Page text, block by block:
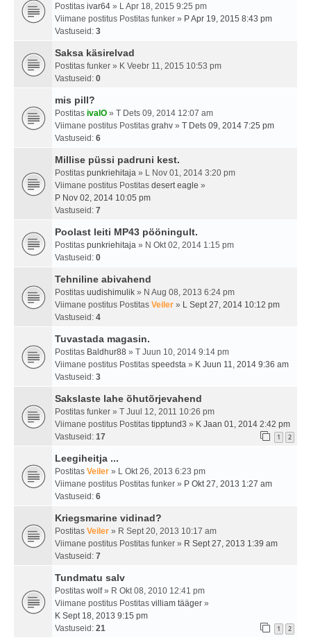
Postitas ivar64 » L Apr 18, 2015 9:25 pm
Viimane postitus Postitas funker » P Apr 19, 2015 8:43 pm
Vastuseid: 3
Saksa käsirelvad
Postitas funker » K Veebr 11, 2015 10:53 pm
Vastuseid: 0
mis pill?
Postitas ivalO » T Dets 09, 2014 12:07 am
Viimane postitus Postitas grahv » T Dets 09, 2014 7:25 pm
Vastuseid: 6
Millise püssi padruni kest.
Postitas punkriehitaja » L Nov 01, 2014 3:20 pm
Viimane postitus Postitas desert eagle »
P Nov 02, 2014 10:05 pm
Vastuseid: 7
Poolast leiti MP43 pööningult.
Postitas punkriehitaja » N Okt 02, 2014 1:15 pm
Vastuseid: 0
Tehniline abivahend
Postitas uudishimulik » N Aug 08, 2013 6:24 pm
Viimane postitus Postitas Veiler » L Sept 27, 2014 10:12 pm
Vastuseid: 4
Tuvastada magasin.
Postitas Baldhur88 » T Juun 10, 2014 9:14 pm
Viimane postitus Postitas speedsta » K Juun 11, 2014 9:36 am
Vastuseid: 3
Sakslaste lahe õhutõrjevahend
Postitas funker » T Juul 12, 2011 10:26 pm
Viimane postitus Postitas tipptund3 » K Jaan 01, 2014 2:42 pm
Vastuseid: 17 1 2
Leegiheitja ...
Postitas Veiler » L Okt 26, 2013 6:23 pm
Viimane postitus Postitas funker » P Okt 27, 2013 1:27 am
Vastuseid: 6
Kriegsmarine vidinad?
Postitas Veiler » R Sept 20, 2013 10:17 am
Viimane postitus Postitas funker » R Sept 27, 2013 1:39 am
Vastuseid: 7
Tundmatu salv
Postitas wolf» R Okt 08, 2010 12:41 pm
Viimane postitus Postitas villiam tääger »
K Sept 18, 2013 9:15 pm
Vastuseid: 21 1 2